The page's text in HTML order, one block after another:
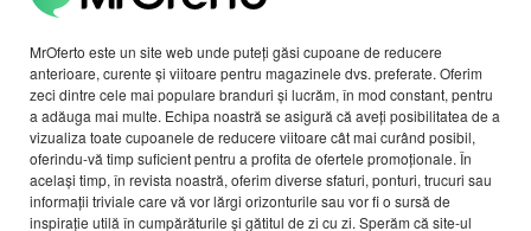
MrOferto este un site web unde puteți găsi cupoane de reducere
anterioare, curente și viitoare pentru magazinele dvs. preferate. Oferim
zeci dintre cele mai populare branduri și lucrăm, în mod constant, pentru
a adăuga mai multe. Echipa noastră se asigură că aveți posibilitatea de a
vizualiza toate cupoanele de reducere viitoare cât mai curând posibil,
oferindu-vă timp suficient pentru a profita de ofertele promoționale. În
același timp, în revista noastră, oferim diverse sfaturi, ponturi, trucuri sau
informații triviale care vă vor lărgi orizonturile sau vor fi o sursă de
inspirație utilă în cumpărăturile și gătitul de zi cu zi. Sperăm că site-ul